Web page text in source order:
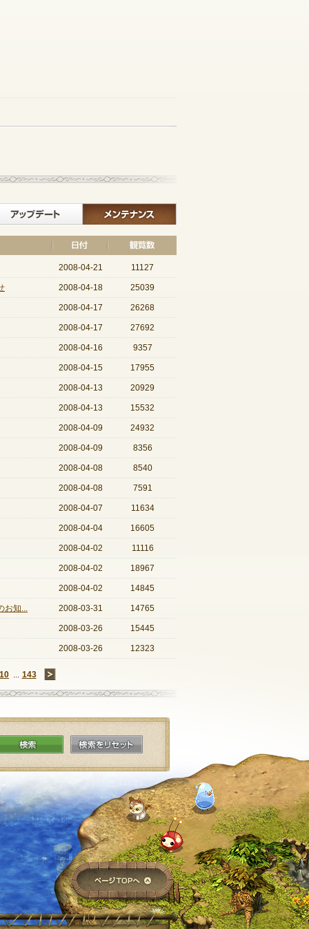
イベント アップデート
2008-04-21 11127
2008-04-18 25039
2008-04-17 26268
2008-04-17 27692
2008-04-16 9357
2008-04-15 17955
2008-04-13 20929
2008-04-13 15532
2008-04-09 24932
2008-04-09 8356
2008-04-08 8540
2008-04-08 7591
2008-04-07 11634
2008-04-04 16605
2008-04-02 11116
2008-04-02 18967
2008-04-02 14845
お知... 2008-03-31 14765
2008-03-26 15445
2008-03-26 12323
... 143
検索 検索をリセット
ページTOPへ